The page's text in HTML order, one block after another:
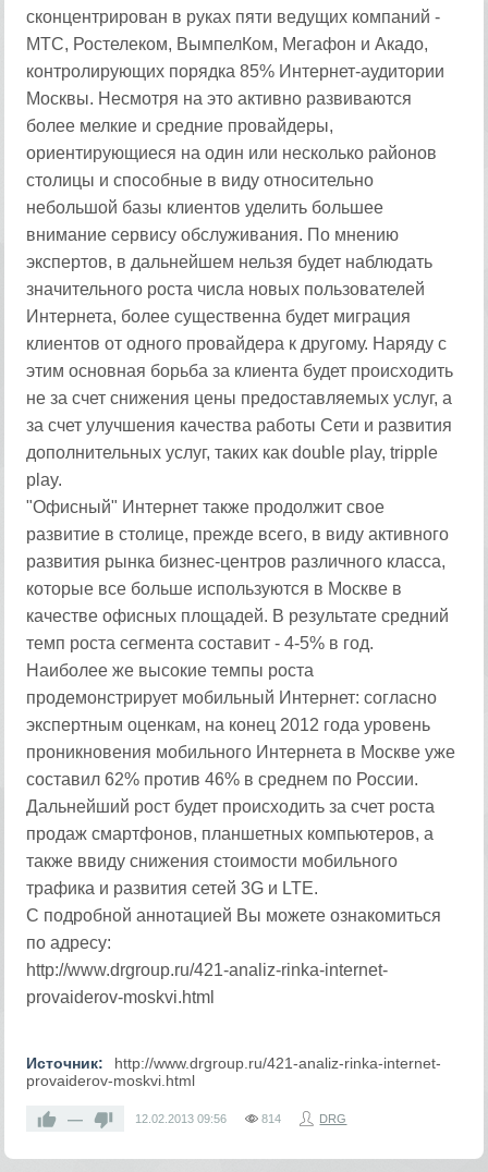
сконцентрирован в руках пяти ведущих компаний -
МТС, Ростелеком, ВымпелКом, Мегафон и Акадо,
контролирующих порядка 85% Интернет-аудитории
Москвы. Несмотря на это активно развиваются
более мелкие и средние провайдеры,
ориентирующиеся на один или несколько районов
столицы и способные в виду относительно
небольшой базы клиентов уделить большее
внимание сервису обслуживания. По мнению
экспертов, в дальнейшем нельзя будет наблюдать
значительного роста числа новых пользователей
Интернета, более существенна будет миграция
клиентов от одного провайдера к другому. Наряду с
этим основная борьба за клиента будет происходить
не за счет снижения цены предоставляемых услуг, а
за счет улучшения качества работы Сети и развития
дополнительных услуг, таких как double play, tripple
play.
"Офисный" Интернет также продолжит свое
развитие в столице, прежде всего, в виду активного
развития рынка бизнес-центров различного класса,
которые все больше используются в Москве в
качестве офисных площадей. В результате средний
темп роста сегмента составит - 4-5% в год.
Наиболее же высокие темпы роста
продемонстрирует мобильный Интернет: согласно
экспертным оценкам, на конец 2012 года уровень
проникновения мобильного Интернета в Москве уже
составил 62% против 46% в среднем по России.
Дальнейший рост будет происходить за счет роста
продаж смартфонов, планшетных компьютеров, а
также ввиду снижения стоимости мобильного
трафика и развития сетей 3G и LTE.
С подробной аннотацией Вы можете ознакомиться
по адресу:
http://www.drgroup.ru/421-analiz-rinka-internet-
provaiderov-moskvi.html
Источник:
http://www.drgroup.ru/421-analiz-rinka-internet-
provaiderov-moskvi.html
— 12.02.2013 09:56 814 DRG